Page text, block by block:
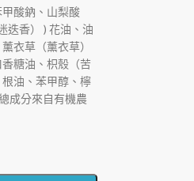
酸鈉、山梨酸
迭香） ) 花油、油
衣草（薰衣草）
糖油、枳殼（苦
油、苯甲醇、檸
成分來自有機農